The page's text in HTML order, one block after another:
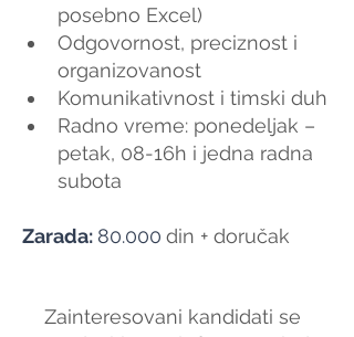
posebno Excel)
Odgovornost, preciznost i
organizovanost
Komunikativnost i timski duh
Radno vreme: ponedeljak –
petak, 08-16h i jedna radna
subota
Zarada: 80.000 din + doručak
Zainteresovani kandidati se